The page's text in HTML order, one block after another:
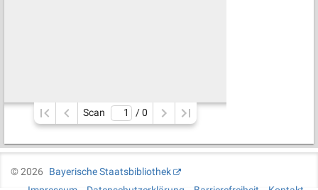
Scan / 0
©2026
Bayerische Staatsbibliothek